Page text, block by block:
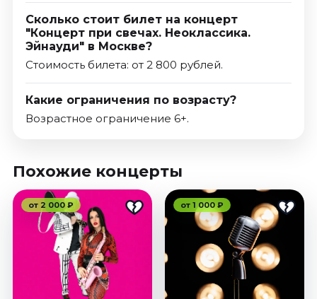
Сколько стоит билет на концерт
"Концерт при свечах. Неоклассика.
Эйнауди" в Москве?
Стоимость билета: от 2 800 рублей.
Какие ограничения по возрасту?
Возрастное ограничение 6+.
Похожие концерты
от 2 000 ₽ от 1 000 ₽